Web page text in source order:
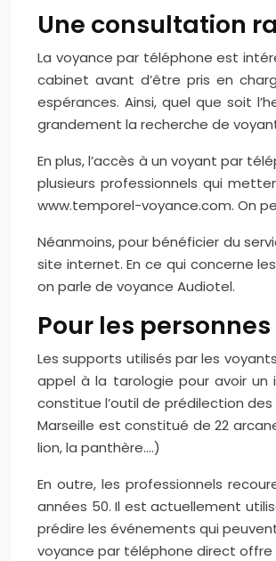
Une consultation
La voyance par téléphone est
cabinet avant d’être pris en
espérances. Ainsi, quel que soit
grandement la recherche de
En plus, l’accès à un voyant par
plusieurs professionnels qui
www.temporel-voyance.com. On
Néanmoins, pour bénéficier du
site internet. En ce qui concerne
on parle de voyance Audiotel.
Pour les
Les supports utilisés par les
appel à la tarologie pour avoir un
constitue l’outil de prédilection
Marseille est constitué de 22
lion, la panthère….)
En outre, les professionnels
années 50. Il est actuellement
prédire les événements qui
voyance par téléphone direct